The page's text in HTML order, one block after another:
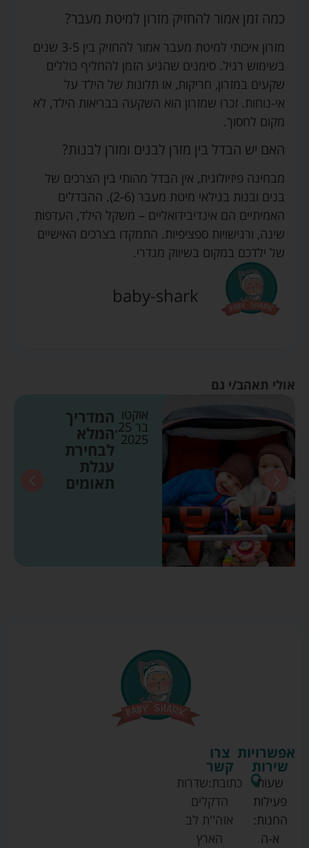
כמה זמן אמור להחזיק מזרון למיטת מעבר?
מזרון איכותי למיטת מעבר אמור להחזיק בין 3-5 שנים
בשימוש רגיל. סימנים שהגיע הזמן להחליף כוללים
שקעים במזרון, חריקות, או תלונות של הילד על
אי-נוחות. זכרו שמזרון הוא השקעה בבריאות הילד, לא
מקום לחסוך.
האם יש הבדל בין מזרן לבנים ומזרן לבנות?
מבחינה פיזיולוגית, אין הבדל מהותי בין הצרכים של
בנים ובנות בגילאי מיטת מעבר (2-6). ההבדלים
האמיתיים הם אינדיבידואליים – משקל הילד, העדפות
שינה, ורגישויות ספציפיות. התמקדו בצרכים האישיים
של ילדכם במקום בשיווק מגדרי.
baby-shark
אולי תאהב/י גם
אוקטו
בר 25,
2025
המדריך
המלא
לבחירת
עגלת
תאומים
צרו
קשר
כתובת:שדרות
הדקלים
אזה''ת לב
הארץ
אפשרויות
שירות
שעות
פעילות
החנות:
א-ה